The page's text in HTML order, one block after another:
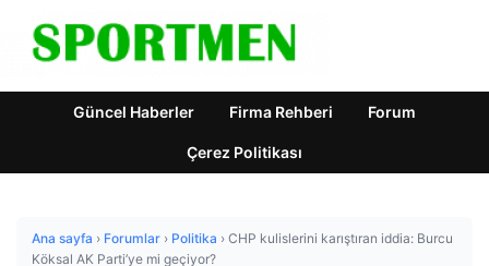
Güncel Haberler Firma Rehberi Forum
Çerez Politikası
Ana sayfa › Forumlar › Politika › CHP kulislerini karıştıran iddia: Burcu
Köksal AK Parti’ye mi geçiyor?